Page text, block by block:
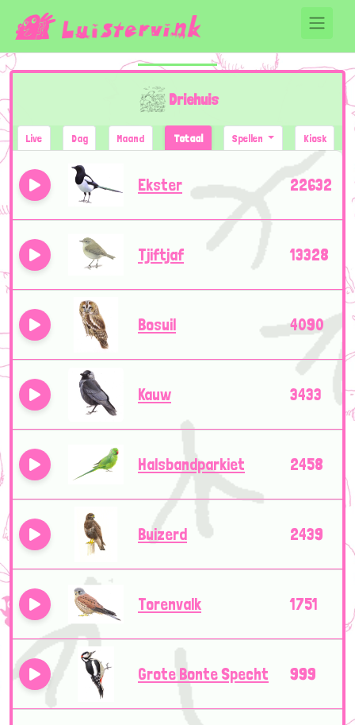
Driehuis
Live Dag Maand Totaal Spellen Kiosk
Ekster 22632
Tjiftjaf 13328
Bosuil 4090
Kauw 3433
Halsbandparkiet 2458
Buizerd 2439
Torenvalk 1751
Grote Bonte Specht 999